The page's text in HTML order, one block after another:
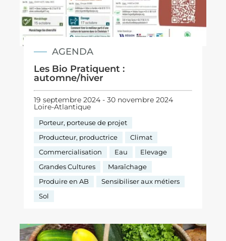
AGENDA
Les Bio Pratiquent :
automne/hiver
19 septembre 2024 - 30 novembre 2024
Loire-Atlantique
Porteur, porteuse de projet
Producteur, productrice
Climat
Commercialisation
Eau
Elevage
Grandes Cultures
Maraîchage
Produire en AB
Sensibiliser aux métiers
Sol